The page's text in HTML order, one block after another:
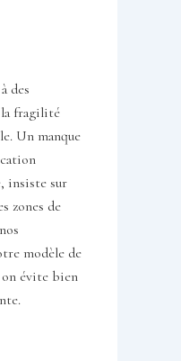
des
la fragilité
Un manque
insiste sur
zones de
modèle de
on évite bien